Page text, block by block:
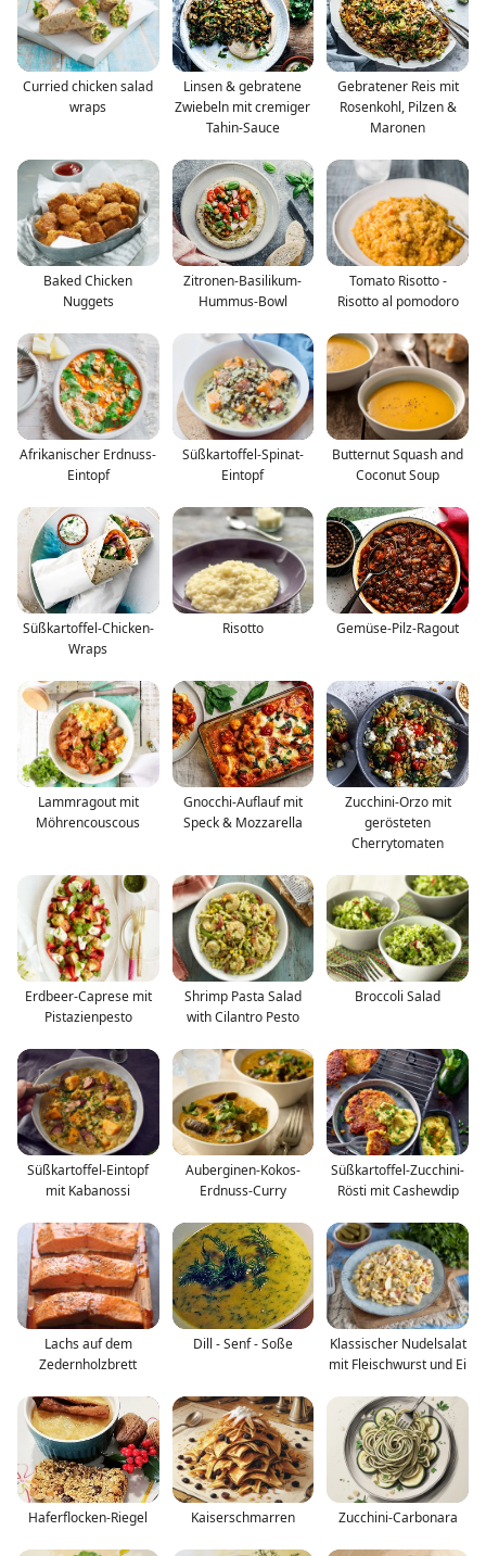
Curried chicken salad
wraps
Linsen & gebratene
Zwiebeln mit cremiger
Tahin-Sauce
Gebratener Reis mit
Rosenkohl, Pilzen &
Maronen
Baked Chicken
Nuggets
Zitronen-Basilikum-
Hummus-Bowl
Tomato Risotto -
Risotto al pomodoro
Afrikanischer Erdnuss-
Eintopf
Süßkartoffel-Spinat-
Eintopf
Butternut Squash and
Coconut Soup
Süßkartoffel-Chicken-
Wraps
Risotto Gemüse-Pilz-Ragout
Lammragout mit
Möhrencouscous
Gnocchi-Auflauf mit
Speck & Mozzarella
Zucchini-Orzo mit
gerösteten
Cherrytomaten
Erdbeer-Caprese mit
Pistazienpesto
Shrimp Pasta Salad
with Cilantro Pesto
Broccoli Salad
Süßkartoffel-Eintopf
mit Kabanossi
Auberginen-Kokos-
Erdnuss-Curry
Süßkartoffel-Zucchini-
Rösti mit Cashewdip
Lachs auf dem
Zedernholzbrett
Dill - Senf - Soße
Klassischer Nudelsalat
mit Fleischwurst und Ei
Haferflocken-Riegel Kaiserschmarren Zucchini-Carbonara